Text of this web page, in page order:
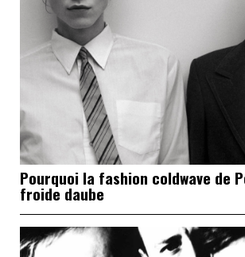
Pourquoi la fashion coldwave de
froide daube